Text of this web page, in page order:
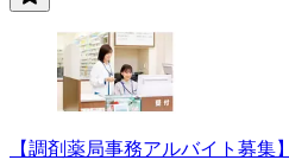
【調剤薬局事務アルバイト募集